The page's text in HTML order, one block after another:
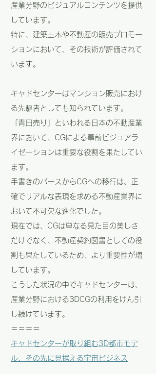
産業分野のビジュアルコンテンツを提供
しています。
特に、建築土木や不動産の販売プロモー
ションにおいて、その技術が評価されて
います。
キャドセンターはマンション販売におけ
る先駆者としても知られています。
「青田売り」といわれる日本の不動産業
界において、CGによる事前ビジュアラ
イゼーションは重要な役割を果たしてい
ます。
手書きのパースからCGへの移行は、正
確でリアルな表現を求める不動産業界に
おいて不可欠な進化でした。
現在では、CGは単なる見た目の美しさ
だけでなく、不動産契約図書としての役
割も果たしているため、より重要性が増
しています。
こうした状況の中でキャドセンターは、
産業分野における3DCGの利用をけん引
し続けています。
＝＝＝＝
キャドセンターが取り組む3D都市モデ
ル、その先に見据える宇宙ビジネス